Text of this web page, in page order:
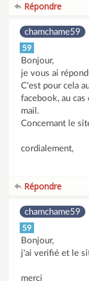
Répondre
chamchame59
59
Bonjour,
je vous ai
C'est pour cela
facebook, au cas
mail.
Concernant le
cordialement,
Répondre
chamchame59
59
Bonjour,
j'ai verifié et le
merci